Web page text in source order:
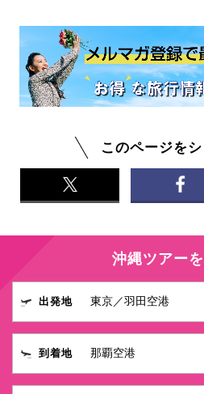
このページを
沖縄ツアー
出発地
到着地